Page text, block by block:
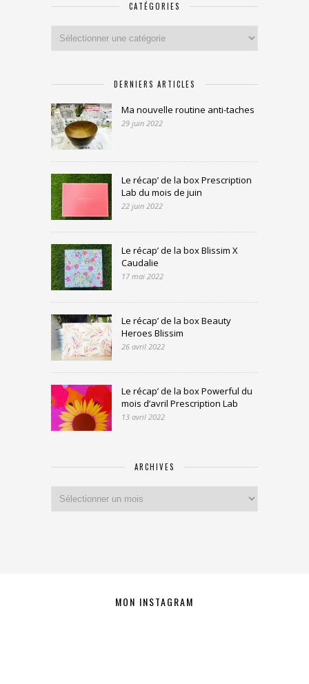
CATÉGORIES
DERNIERS ARTICLES
Ma nouvelle routine anti-taches
29 juin 2022
Le récap’ de la box Prescription
Lab du mois de juin
22 juin 2022
Le récap’ de la box Blissim X
Caudalie
17 mai 2022
Le récap’ de la box Beauty
Heroes Blissim
26 avril 2022
Le récap’ de la box Powerful du
mois d’avril Prescription Lab
13 avril 2022
ARCHIVES
MON INSTAGRAM